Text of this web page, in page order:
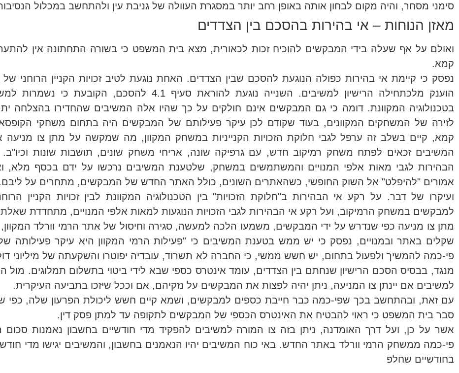
סימני מסחר, והיה מקום לבחון אותה באופן רחב יותר במסגרת העוולה של גניבת עין ולהתחשב במכלול
מאזן הנוחות – אי בהירות בהסכם בין הצדדים
ואולם על אף שעלה בידי המבקשים להוכיח זכות לכאורית, מצא בית המשפט כי בשורה התחתונה אין
קמא.
נפסק כי קיימת אי בהירות כפולה הנוגעת להסכם שבין הצדדים. האחת נוגעת לטיב זכויות הקניין הרוחני של
הוענק מלכתחילה הרישיון למשיבים. השנייה נוגעת להוראת סעיף 4.1
בטכנולוגיה המקוונת. דומה כי גם המבקשים אינם חולקים על כך שהיו אלה המשיבים שהחדירו בהצלחה
לזירה של המשחקים המקוונים, בעוד שקודם לכן עיקר פעילותם של המבקשים היה בתחום משחקי
קמא, קיים בשלב זה ערפל לגבי חלוקת הזכויות הקנייניות במשחק המקוון, מה שמקשה על מתן צו מניעה
המשיבים זכאים לפתח משחק רמיקוב חדש, עם גרפיקה שונה, אריחי משחק שונים, תושבות שונות
הבהירות לגבי מאות אלפי המנויים והמשתמשים במשחק, שלטענת המשיבים נרכשו על ידם בכסף מלא,
אמורים "להיפלט" אל השוק החופשי, כשהאתרים השונים, כולל האתר החדש של המבקשים, מתחרים על
ועיקרו של דבר. על רקע אי הבהירות ב"חלוקת הזכויות" בין הטכנולוגיה המקוונת לבין זכויות הקניין
למבקשים במשחק הרמיקוב, ועל רקע אי הבהירות לגבי הזכויות הנוגעות למאות אלפי המנויים, מתחדדת שאלת
מתן צו מניעה כפי שנדרש על ידי המבקשים, משמעו הלכה למעשה, סגירה וחיסול של אתר הרמי וורלד
שקלים באתר ובמנויים, נפסק כי יש ממש בטענת המשיבים כי "פעילות הרמי המקוון היא עיקר פעילותה
פי-כמה להמשיך ולפעול בתחום, יש חשש ממשי, כי החברה לא תשרוד, עובדיה יפוטרו והשקעתה של מיליוני
מנגד, בבסיס הסכם הרישיון שנחתם בין הצדדים, עומד אינטרס כספי שבא לידי ביטוי בתשלום תמלוגים. מול
למשיבים אם יינתן צו המניעה, ניתן יהיה לפצות את המבקשים על נזקיהם, אם וככל שיזכו בתביעה העיקרית.
עם זאת, ובהתחשב בכך שפי-כמה כבר חייבת כספים למבקשים, ושמא קיים חשש ליכולת הפרעון שלה, כפי
סבר בית המשפט כי ראוי להבטיח את האינטרס הכספי של המבקשים לתקופה עד למתן פסק דין.
פי-כמה ממשחק הרמי וורלד באתר החדש. באי כוח המשיבים יהיו הנאמנים בחשבון, והמשיבים יגישו מדי
בחודשיים שחלפ